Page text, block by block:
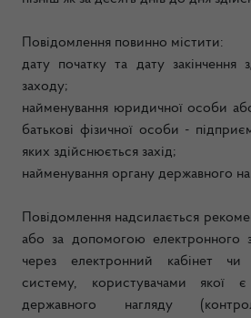
Повідомлення повинно містити:
дату початку та дату закінчення
заходу;
найменування юридичної особи
батькові фізичної особи -
яких здійснюється захід;
найменування органу державного
Повідомлення надсилається
або за допомогою електронного
через електронний кабінет чи
систему, користувачами якої є
державного нагляду